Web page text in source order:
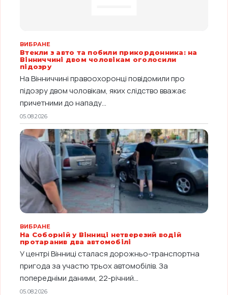
ВИБРАНЕ
Втекли з авто та побили прикордонника: на
Вінниччині двом чоловікам оголосили
підозру
На Вінниччині правоохоронці повідомили про
підозру двом чоловікам, яких слідство вважає
причетними до нападу...
05.08.2026
ВИБРАНЕ
На Соборній у Вінниці нетверезий водій
протаранив два автомобілі
У центрі Вінниці сталася дорожньо-транспортна
пригода за участю трьох автомобілів. За
попередніми даними, 22-річний...
05.08.2026